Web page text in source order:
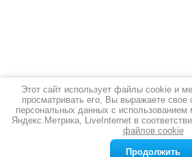
Новостивсе новости
Серебряная стопка: благородный аксессуар
Этот сайт использует файлы cookie и
просматривать его, Вы выражаете свое
персональных данных с использованием
Яндекс.Метрика, LiveInternet в
файлов cookie
Продолжить